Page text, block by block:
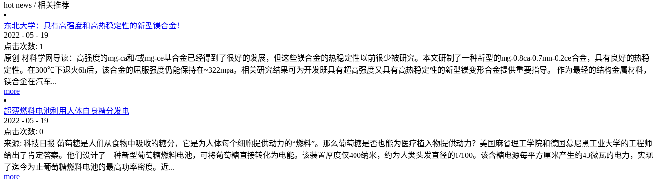
hot news / 相关推荐
东北大学：具有高强度和高热稳定性的新型镁合金！
2022 - 05 - 19
点击次数: 1
原创 材料学网导读：高强度的mg-ca和/或mg-ce基合金已经得到了很好的发展，但这些镁合金的热稳定性以前很少被研究。本文研制了一种新型的mg-0.8ca-0.7mn-0.2ce合金，具有良好的热稳
定性。在300℃下退火6h后，该合金的屈服强度仍能保持在~322mpa。相关研究结果可为开发既具有超高强度又具有高热稳定性的新型镁变形合金提供重要指导。 作为最轻的结构金属材料，
镁合金在汽车...
more
超薄燃料电池利用人体自身糖分发电
2022 - 05 - 19
点击次数: 0
来源: 科技日报 葡萄糖是人们从食物中吸收的糖分，它是为人体每个细胞提供动力的“燃料”。那么葡萄糖是否也能为医疗植入物提供动力？美国麻省理工学院和德国慕尼黑工业大学的工程师
给出了肯定答案。他们设计了一种新型葡萄糖燃料电池，可将葡萄糖直接转化为电能。该装置厚度仅400纳米，约为人类头发直径的1/100。该含糖电源每平方厘米产生约43微瓦的电力，实现
了迄今为止葡萄糖燃料电池的最高功率密度。近...
more